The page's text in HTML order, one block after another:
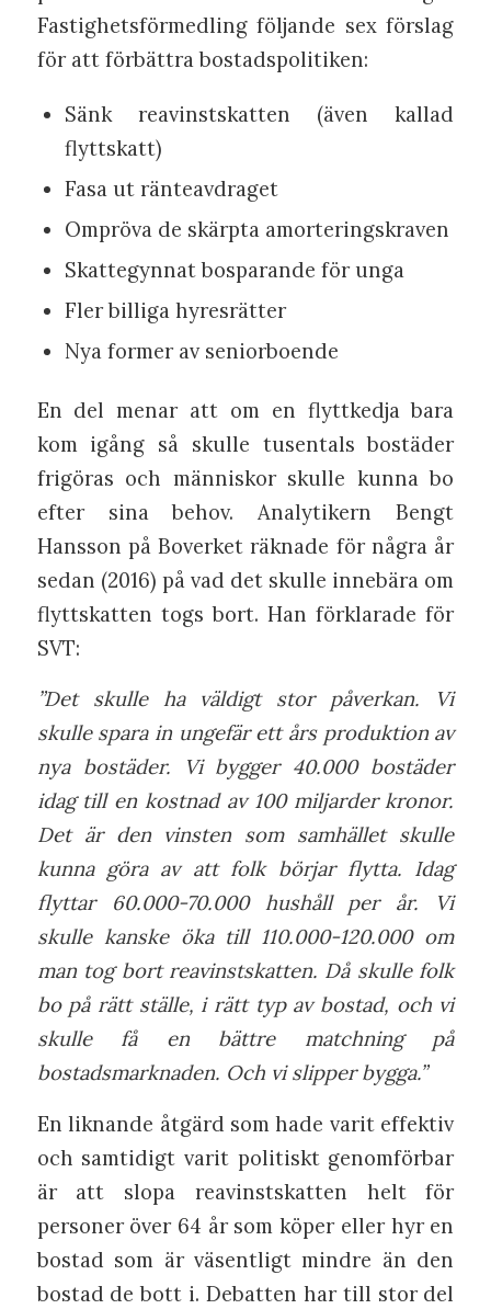
Fastighetsförmedling följande sex förslag
för att förbättra bostadspolitiken:
Sänk reavinstskatten (även kallad
flyttskatt)
Fasa ut ränteavdraget
Ompröva de skärpta amorteringskraven
Skattegynnat bosparande för unga
Fler billiga hyresrätter
Nya former av seniorboende
En del menar att om en flyttkedja bara
kom igång så skulle tusentals bostäder
frigöras och människor skulle kunna bo
efter sina behov. Analytikern Bengt
Hansson på Boverket räknade för några år
sedan (2016) på vad det skulle innebära om
flyttskatten togs bort. Han förklarade för
SVT:
”Det skulle ha väldigt stor påverkan. Vi
skulle spara in ungefär ett års produktion av
nya bostäder. Vi bygger 40.000 bostäder
idag till en kostnad av 100 miljarder kronor.
Det är den vinsten som samhället skulle
kunna göra av att folk börjar flytta. Idag
flyttar 60.000-70.000 hushåll per år. Vi
skulle kanske öka till 110.000-120.000 om
man tog bort reavinstskatten. Då skulle folk
bo på rätt ställe, i rätt typ av bostad, och vi
skulle få en bättre matchning på
bostadsmarknaden. Och vi slipper bygga.”
En liknande åtgärd som hade varit effektiv
och samtidigt varit politiskt genomförbar
är att slopa reavinstskatten helt för
personer över 64 år som köper eller hyr en
bostad som är väsentligt mindre än den
bostad de bott i. Debatten har till stor del